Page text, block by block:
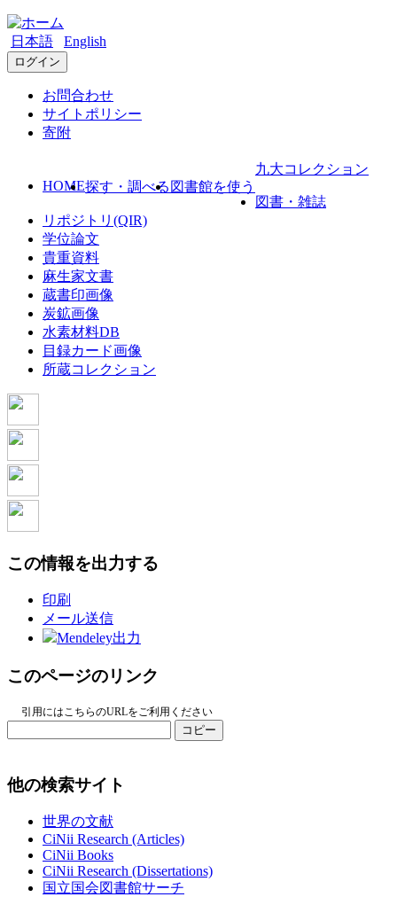
日本語 English
ログイン
お問合わせ
サイトポリシー
寄附
HOME探す・調べる 図書館を使う
九大コレクション
図書・雑誌
リポジトリ(QIR)
学位論文
貴重資料
麻生家文書
蔵書印画像
炭鉱画像
水素材料DB
目録カード画像
所蔵コレクション
この情報を出力する
印刷
メール送信
Mendeley出力
このページのリンク
引用にはこちらのURLをご利用ください
コピー
他の検索サイト
世界の文献
CiNii Research (Articles)
CiNii Books
CiNii Research (Dissertations)
国立国会図書館サーチ